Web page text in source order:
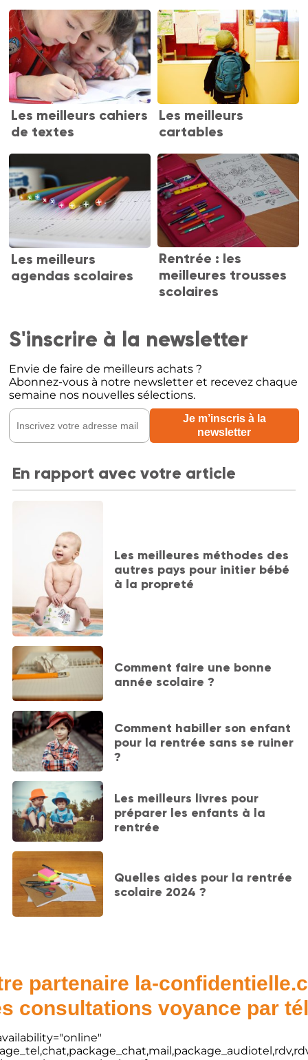
Les meilleurs cahiers
de textes
Les meilleurs
cartables
Les meilleurs
agendas scolaires
Rentrée : les
meilleures trousses
scolaires
S'inscrire à la newsletter
Envie de faire de meilleurs achats ?
Abonnez-vous à notre newsletter et recevez chaque
semaine nos nouvelles sélections.
En rapport avec votre article
Les meilleures méthodes des
autres pays pour initier bébé
à la propreté
Comment faire une bonne
année scolaire ?
Comment habiller son enfant
pour la rentrée sans se ruiner
?
Les meilleurs livres pour
préparer les enfants à la
rentrée
Quelles aides pour la rentrée
scolaire 2024 ?
partenaire la-
consultations voyance par